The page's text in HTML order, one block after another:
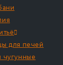
для печей
чугунные